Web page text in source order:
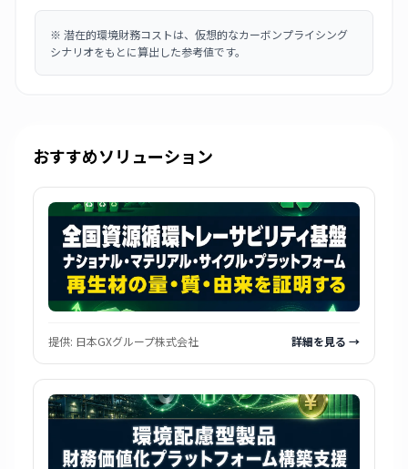
※ 潜在的環境財務コストは、仮想的なカーボンプライシング
シナリオをもとに算出した参考値です。
おすすめソリューション
提供: 日本GXグループ株式会社 詳細を見る →